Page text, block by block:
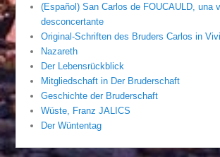
(Español) San Carlos de FOUCAULD, una
desconcertante
Original-Schriften des Bruders Carlos in
Nazareth
Der Lebensrückblick
Mitgliedschaft in Der Bruderschaft
Geschichte der Bruderschaft
Wüste, Franz JALICS
Der Wüntentag